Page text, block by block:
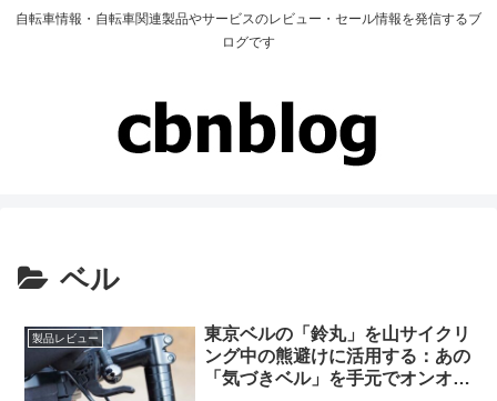
自転車情報・自転車関連製品やサービスのレビュー・セール情報を発信するブ
ログです
ベル
製品レビュー
東京ベルの「鈴丸」を山サイクリ
ング中の熊避けに活用する：あの
「気づきベル」を手元でオンオフ